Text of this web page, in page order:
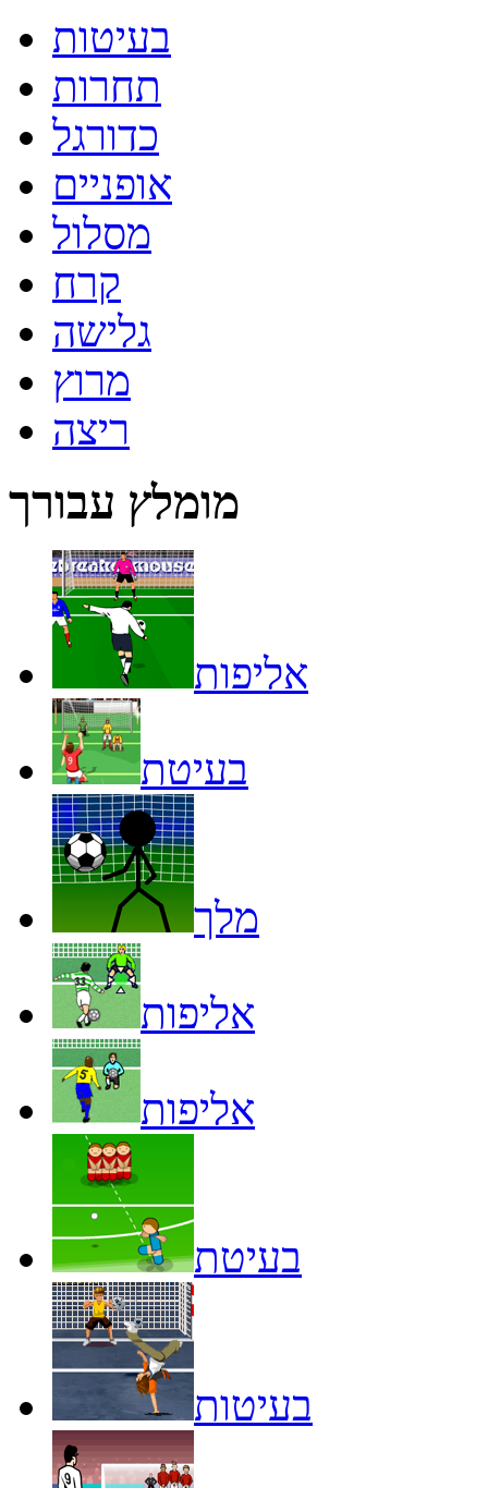
בעיטות
תחרות
כדורגל
אופניים
מסלול
קרח
גלישה
מרוץ
ריצה
מומלץ עבורך
אליפות
בעיטת
מלך
אליפות
אליפות
בעיטת
בעיטות